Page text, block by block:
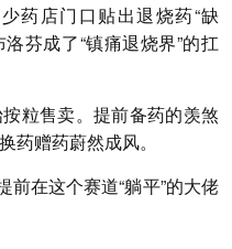
药店门口贴出退烧药“缺
芬成了“镇痛退烧界”的扛
粒售卖。提前备药的羡煞
药赠药蔚然成风。
在这个赛道“躺平”的大佬